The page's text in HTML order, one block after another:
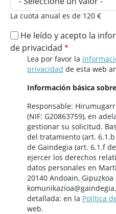
La cuota anual es de 120 €
He leído y acepto la
de privacidad
Lea por favor la
privacidad de esta web
Información básica
Responsable:
(NIF: G20863759), en
gestionar su solicitud.
del tratamiento (art.
de Gaindegia (art. 6.1.f
ejercer los derechos
datos personales en
20140 Andoain, Gipuzkoa
detallada: en la Política
web.